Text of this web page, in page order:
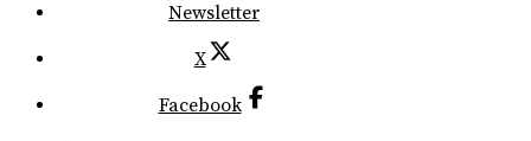
Newsletter
X
Facebook